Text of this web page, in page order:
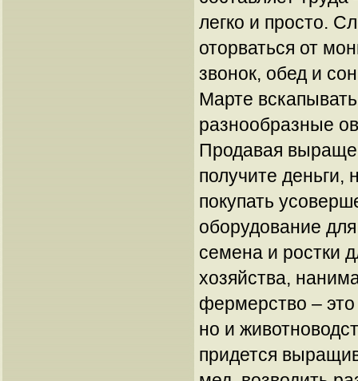
легко и просто.
оторваться от
звонок, обед и
Марте
разнообразные
Продавая
получите деньги,
покупать
оборудование
семена и ростки
хозяйства,
фермерство – это
но и
придется